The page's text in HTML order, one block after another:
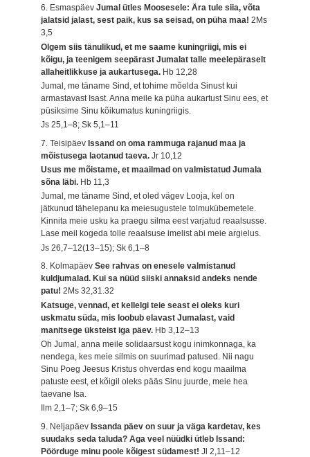
6. EsmaspäevJumal ütles Moosesele: Ära tule siia, võta
jalatsid jalast, sest paik, kus sa seisad, on püha maa!2Ms
3,5
Olgem siis tänulikud, et me saame kuningriigi, mis ei
kõigu, ja teenigem seepärast Jumalat talle meelepäraselt
allaheitlikkuse ja aukartusega. Hb 12,28
Jumal, me täname Sind, et tohime mõelda Sinust kui
armastavast Isast. Anna meile ka püha aukartust Sinu ees, et
püsiksime Sinu kõikumatus kuningriigis.
Js 25,1–8; Sk 5,1–11
7. TeisipäevIssand on oma rammuga rajanud maa ja
mõistusega laotanud taeva.Jr 10,12
Usus me mõistame, et maailmad on valmistatud Jumala
sõna läbi. Hb 11,3
Jumal, me täname Sind, et oled vägev Looja, kel on
jätkunud tähelepanu ka meiesugustele tolmukübemetele.
Kinnita meie usku ka praegu silma eest varjatud reaalsusse.
Lase meil kogeda tolle reaalsuse imelist abi meie argielus.
Js 26,7–12(13–15); Sk 6,1–8
8. KolmapäevSee rahvas on enesele valmistanud
kuldjumalad. Kui sa nüüd siiski annaksid andeks nende
patu!2Ms 32,31.32
Katsuge, vennad, et kellelgi teie seast ei oleks kuri
uskmatu süda, mis loobub elavast Jumalast, vaid
manitsege üksteist iga päev. Hb 3,12–13
Oh Jumal, anna meile solidaarsust kogu inimkonnaga, ka
nendega, kes meie silmis on suurimad patused. Nii nagu
Sinu Poeg Jeesus Kristus ohverdas end kogu maailma
patuste eest, et kõigil oleks pääs Sinu juurde, meie hea
taevane Isa.
Ilm 2,1–7; Sk 6,9–15
9. NeljapäevIssanda päev on suur ja väga kardetav, kes
suudaks seda taluda? Aga veel nüüdki ütleb Issand:
Pöörduge minu poole kõigest südamest!Jl 2,11–12